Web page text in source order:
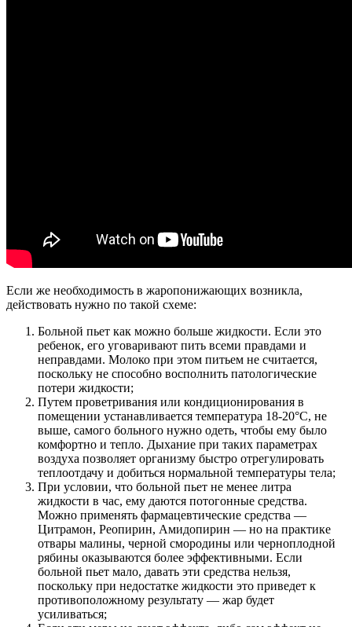
Если же необходимость в жаропонижающих возникла,
действовать нужно по такой схеме:
Больной пьет как можно больше жидкости. Если это
ребенок, его уговаривают пить всеми правдами и
неправдами. Молоко при этом питьем не считается,
поскольку не способно восполнить патологические
потери жидкости;
Путем проветривания или кондиционирования в
помещении устанавливается температура 18-20°С, не
выше, самого больного нужно одеть, чтобы ему было
комфортно и тепло. Дыхание при таких параметрах
воздуха позволяет организму быстро отрегулировать
теплоотдачу и добиться нормальной температуры тела;
При условии, что больной пьет не менее литра
жидкости в час, ему даются потогонные средства.
Можно применять фармацевтические средства —
Цитрамон, Реопирин, Амидопирин — но на практике
отвары малины, черной смородины или черноплодной
рябины оказываются более эффективными. Если
больной пьет мало, давать эти средства нельзя,
поскольку при недостатке жидкости это приведет к
противоположному результату — жар будет
усиливаться;